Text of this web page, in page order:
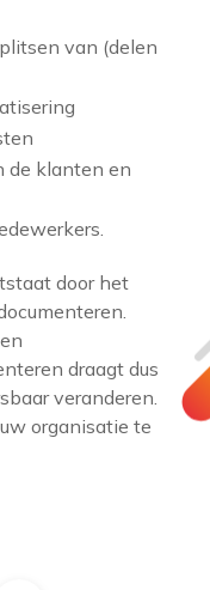
van (delen
de klanten en
door het
draagt dus
veranderen.
organisatie te